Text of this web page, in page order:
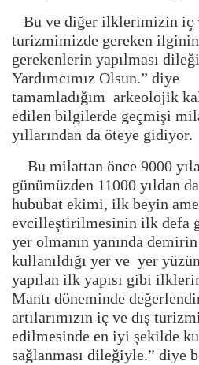
Bu ve diğer ilklerimizin iç
turizmimizde gereken ilginin
gerekenlerin yapılması
Yardımcımız Olsun.” diye
tamamladığım arkeolojik
edilen bilgilerde geçmişi
yıllarından da öteye gidiyor.
Bu milattan önce 9000
günümüzden 11000 yıldan
hububat ekimi, ilk beyin
evcilleştirilmesinin ilk defa
yer olmanın yanında
kullanıldığı yer ve yer
yapılan ilk yapısı gibi
Mantı döneminde
artılarımızın iç ve dış
edilmesinde en iyi şekilde
sağlanması dileğiyle.” diye